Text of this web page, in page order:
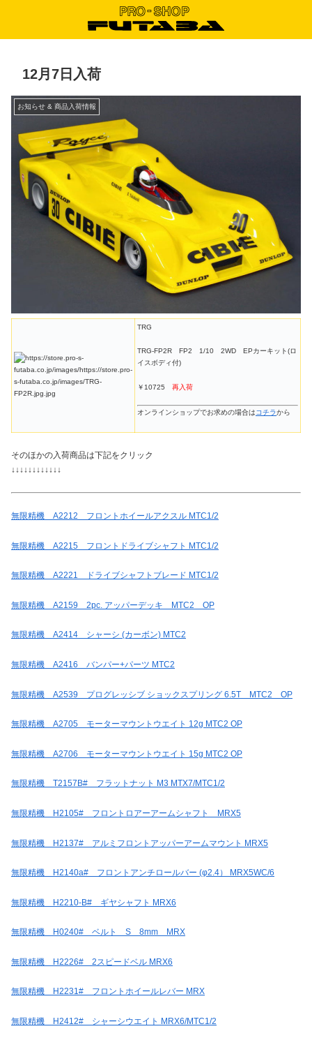
12月7日入荷
お知らせ & 商品入荷情報
TRG
TRG-FP2R FP2 1/10 2WD EPカーキット(ロ
イスボディ付)
￥10725 再入荷
オンラインショップでお求めの場合はコチラから
そのほかの入荷商品は下記をクリック
↓↓↓↓↓↓↓↓↓↓↓↓
無限精機 A2212 フロントホイールアクスル MTC1/2
無限精機 A2215 フロントドライブシャフト MTC1/2
無限精機 A2221 ドライブシャフトブレード MTC1/2
無限精機 A2159 2pc. アッパーデッキ MTC2 OP
無限精機 A2414 シャーシ (カーボン) MTC2
無限精機 A2416 バンパー+パーツ MTC2
無限精機 A2539 プログレッシブ ショックスプリング 6.5T MTC2 OP
無限精機 A2705 モーターマウントウエイト 12g MTC2 OP
無限精機 A2706 モーターマウントウエイト 15g MTC2 OP
無限精機 T2157B# フラットナット M3 MTX7/MTC1/2
無限精機 H2105# フロントロアーアームシャフト MRX5
無限精機 H2137# アルミフロントアッパーアームマウント MRX5
無限精機 H2140a# フロントアンチロールバー (φ2.4） MRX5WC/6
無限精機 H2210-B# ギヤシャフト MRX6
無限精機 H0240# ベルト S 8mm MRX
無限精機 H2226# 2スピードベル MRX6
無限精機 H2231# フロントホイールレバー MRX
無限精機 H2412# シャーシウエイト MRX6/MTC1/2